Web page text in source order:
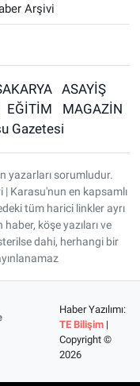
Arşivi
ASAYİŞ
EĞİTİM
MAGAZİN
Gazetesi
yazarları sorumludur.
Karasu'nun en kapsamlı
tüm harici linkler ayrı
köşe yazıları ve
dahi, herhangi bir
Haber Yazılımı:
TE Bilişim|
Copyright ©
2026